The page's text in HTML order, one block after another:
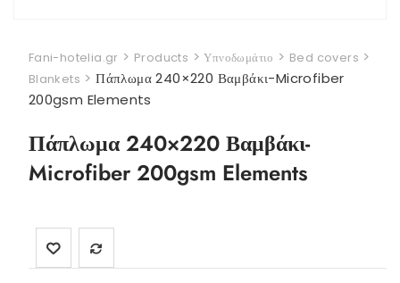
Fani-hotelia.gr > Products >Υπνοδωμάτιο > Bed covers >
Blankets >Πάπλωμα 240×220 Βαμβάκι-Microfiber
200gsm Elements
Πάπλωμα 240×220 Βαμβάκι-
Microfiber 200gsm Elements